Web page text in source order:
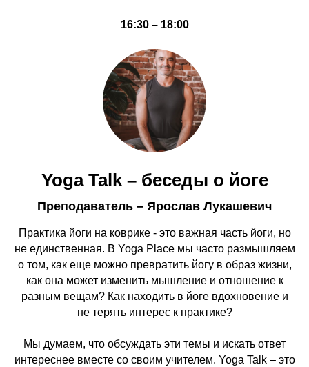
16:30 – 18:00
Yoga Talk – беседы о йоге
Преподаватель – Ярослав Лукашевич
Практика йоги на коврике - это важная часть йоги, но
не единственная. В Yoga Place мы часто размышляем
о том, как еще можно превратить йогу в образ жизни,
как она может изменить мышление и отношение к
разным вещам? Как находить в йоге вдохновение и
не терять интерес к практике?
Мы думаем, что обсуждать эти темы и искать ответ
интереснее вместе со своим учителем. Yoga Talk – это